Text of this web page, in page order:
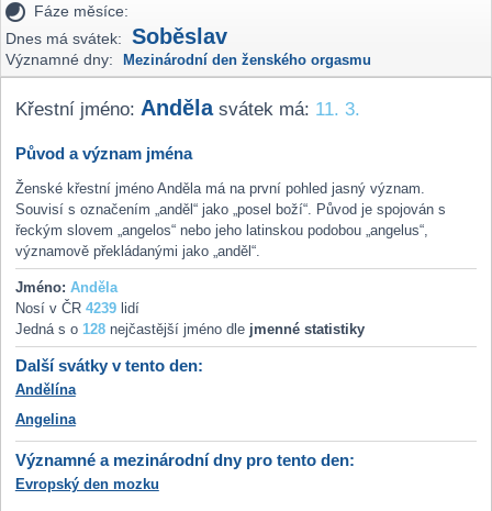
Fáze měsíce:
Dnes má svátek:
Soběslav
Významné dny: Mezinárodní den ženského orgasmu
Křestní jméno: Andělasvátek má: 11. 3.
Původ a význam jména
Ženské křestní jméno Anděla má na první pohled jasný význam.
Souvisí s označením „anděl“ jako „posel boží“. Původ je spojován s
řeckým slovem „angelos“ nebo jeho latinskou podobou „angelus“,
významově překládanými jako „anděl“.
Jméno: Anděla
Nosí v ČR 4239lidí
Jedná s o 128nejčastější jméno dle jmenné statistiky
Další svátky v tento den:
Andělína
Angelina
Významné a mezinárodní dny pro tento den:
Evropský den mozku